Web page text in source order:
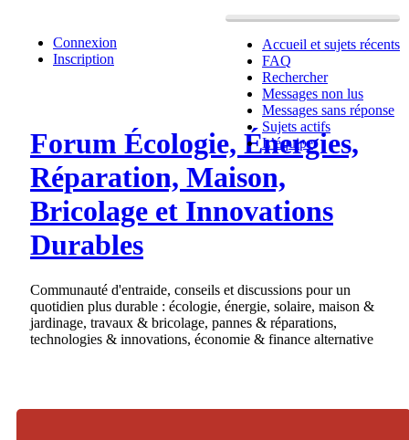
Accueil et sujets récents
FAQ
Rechercher
Messages non lus
Messages sans réponse
Sujets actifs
L’équipe
Connexion
Inscription
Forum Écologie, Énergies,
Réparation, Maison,
Bricolage et Innovations
Durables
Communauté d'entraide, conseils et discussions pour un
quotidien plus durable : écologie, énergie, solaire, maison &
jardinage, travaux & bricolage, pannes & réparations,
technologies & innovations, économie & finance alternative